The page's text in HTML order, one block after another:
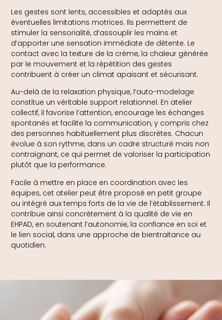
Les gestes sont lents, accessibles et adaptés aux
éventuelles limitations motrices. Ils permettent de
stimuler la sensorialité, d’assouplir les mains et
d’apporter une sensation immédiate de détente. Le
contact avec la texture de la crème, la chaleur générée
par le mouvement et la répétition des gestes
contribuent à créer un climat apaisant et sécurisant.
Au-delà de la relaxation physique, l’auto-modelage
constitue un véritable support relationnel. En atelier
collectif, il favorise l’attention, encourage les échanges
spontanés et facilite la communication, y compris chez
des personnes habituellement plus discrètes. Chacun
évolue à son rythme, dans un cadre structuré mais non
contraignant, ce qui permet de valoriser la participation
plutôt que la performance.
Facile à mettre en place en coordination avec les
équipes, cet atelier peut être proposé en petit groupe
ou intégré aux temps forts de la vie de l’établissement. Il
contribue ainsi concrètement à la qualité de vie en
EHPAD, en soutenant l’autonomie, la confiance en soi et
le lien social, dans une approche de bientraitance au
quotidien.